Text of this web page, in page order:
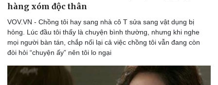
hàng xóm độc thân
VOV.VN - Chồng tôi hay sang nhà cô T sửa sang vật dụng bị
hỏng. Lúc đầu tôi thấy là chuyện bình thường, nhưng khi nghe
mọi người bàn tán, chắp nối lại cả việc chồng tôi vẫn đang còn
đòi hỏi “chuyện ấy” nên tôi lo ngại